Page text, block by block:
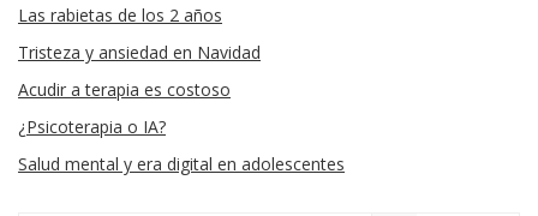
Las rabietas de los 2 años
Tristeza y ansiedad en Navidad
Acudir a terapia es costoso
¿Psicoterapia o IA?
Salud mental y era digital en adolescentes